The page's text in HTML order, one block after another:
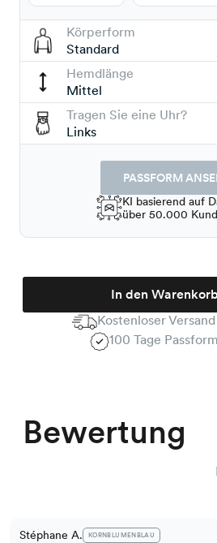
Körperform
Standard
Hemdlänge
Mittel
Tragen Sie eine Uhr?
Links
PASSFORM
KI basierend auf
über 50.000
In den Warenkorb
Kostenloser
100 Tage
Bewertung
Stéphane A. KORNBLUMENBLAU